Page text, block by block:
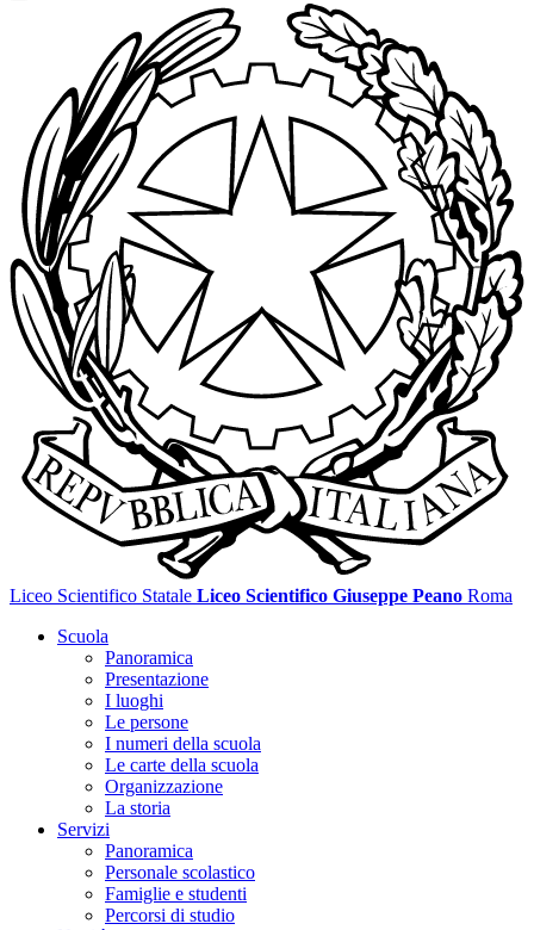
Liceo Scientifico Statale Liceo Scientifico Giuseppe Peano Roma
Scuola
Panoramica
Presentazione
I luoghi
Le persone
I numeri della scuola
Le carte della scuola
Organizzazione
La storia
Servizi
Panoramica
Personale scolastico
Famiglie e studenti
Percorsi di studio